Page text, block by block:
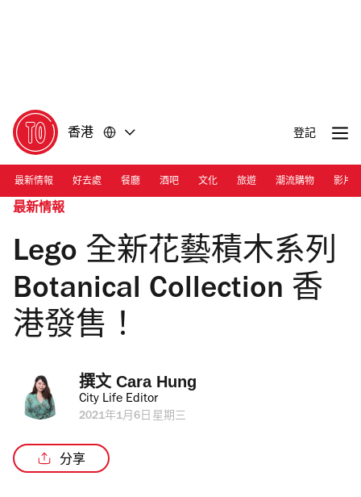
香港 登記
最新情報 好去處 餐廳 酒吧 文化 旅遊 潮流購物 影片
最新情報
Lego 全新花藝積木系列
Botanical Collection 香
港發售！
撰文 Cara Hung
City Life Editor
2021年1月6日星期三
分享